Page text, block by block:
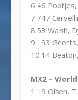
6 46 Pootjes,
7 747
8 53 Walsh,
9 193
10 14
MX2 –
1 19 Olsen,